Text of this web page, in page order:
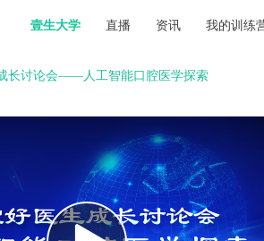
壹生大学 直播 资讯 我的训练
长讨论会——人工智能口腔医学探索